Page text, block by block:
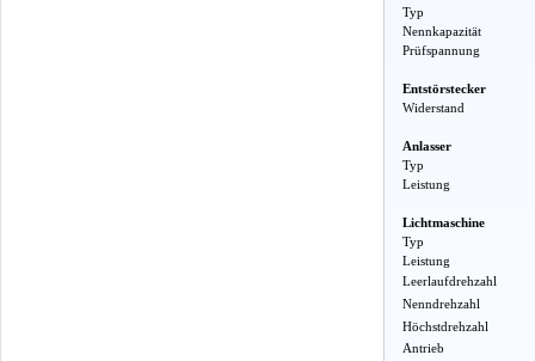
Typ
Nennkapazität
Prüfspannung
Entstörstecker
Widerstand
Anlasser
Typ
Leistung
Lichtmaschine
Typ
Leistung
Leerlaufdrehzahl
Nenndrehzahl
Höchstdrehzahl
Antrieb